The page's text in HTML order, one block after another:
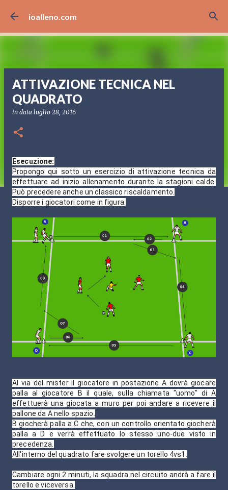
ioalleno.com
ATTIVAZIONE TECNICA NEL
QUADRATO
in data luglio 28, 2016
Esecuzione:
Propongo qui sotto un esercizio di attivazione tecnica da
effettuare ad inizio allenamento durante la stagioni calde.
Può precedere anche un classico riscaldamento.
Disporre i giocatori come in figura.
Al via del mister il giocatore in postazione A dovrà giocare
palla al giocatore B il quale, sulla chiamata "uomo" di A
effettuerà una giocata a muro per poi andare a ricevere il
pallone da A nello spazio.
B giocherà palla a C che, con un controllo orientato giocherà
palla a D e verrà effettuato lo stesso uno-due visto in
precedenza.
All'interno del quadrato fare svolgere un torello 4vs1.
Cambiare ogni 2 minuti, la squadra nel circuito andrà a fare il
torello e viceversa.